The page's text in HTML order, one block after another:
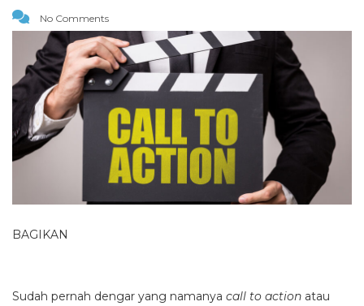
No Comments
BAGIKAN
Sudah pernah dengar yang namanya call to action atau